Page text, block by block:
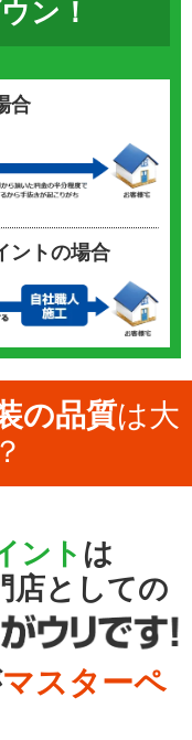
ン！
合
ントの場合
の品質は大
ント は
店としての
マスターペ